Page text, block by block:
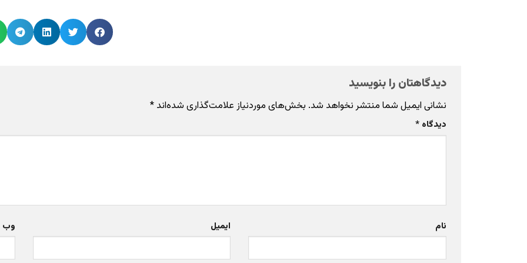
دیدگاهتان را بنویسید
نشانی ایمیل شما منتشر نخواهد شد. بخش‌های موردنیاز علامت‌گذاری شده‌اند*
دیدگاه *
نام ایمیل وب‌